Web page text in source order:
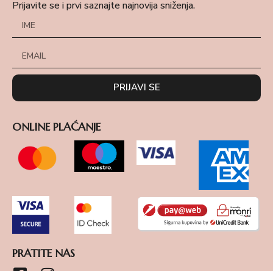
Prijavite se i prvi saznajte najnovija sniženja.
PRIJAVI SE
ONLINE PLAĆANJE
PRATITE NAS